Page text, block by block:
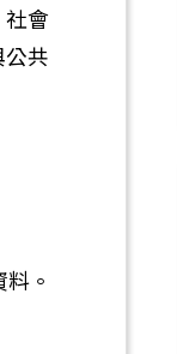
會
共
。